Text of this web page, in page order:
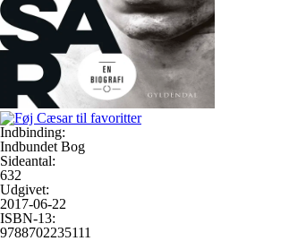
Indbinding:
Indbundet Bog
Sideantal:
632
Udgivet:
2017-06-22
ISBN-13:
9788702235111